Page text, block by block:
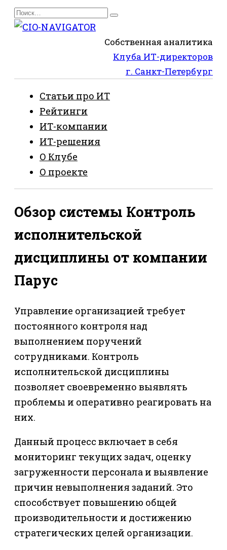
Перейти
к
Search
for:
Собственная аналитика
Клуба ИТ-директоров
г. Санкт-Петербург
Статьи про ИТ
Рейтинги
ИТ-компании
ИТ-решения
О Клубе
О проекте
Обзор системы Контроль
исполнительской
дисциплины от компании
Парус
Управление организацией требует
постоянного контроля над
выполнением поручений
сотрудниками. Контроль
исполнительской дисциплины
позволяет своевременно выявлять
проблемы и оперативно реагировать на
них.
Данный процесс включает в себя
мониторинг текущих задач, оценку
загруженности персонала и выявление
причин невыполнения заданий. Это
способствует повышению общей
производительности и достижению
стратегических целей организации.